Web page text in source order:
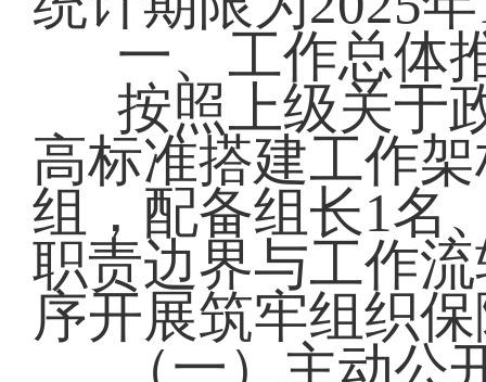
一、工作总体
按照上级关于
高标准搭建工作
组，配备组长1名
职责边界与工作
序开展筑牢组织
（一）主动